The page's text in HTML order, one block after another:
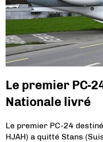
Le premier PC-
Nationale livré
Le premier PC-24
HJAH) a quitté Stans